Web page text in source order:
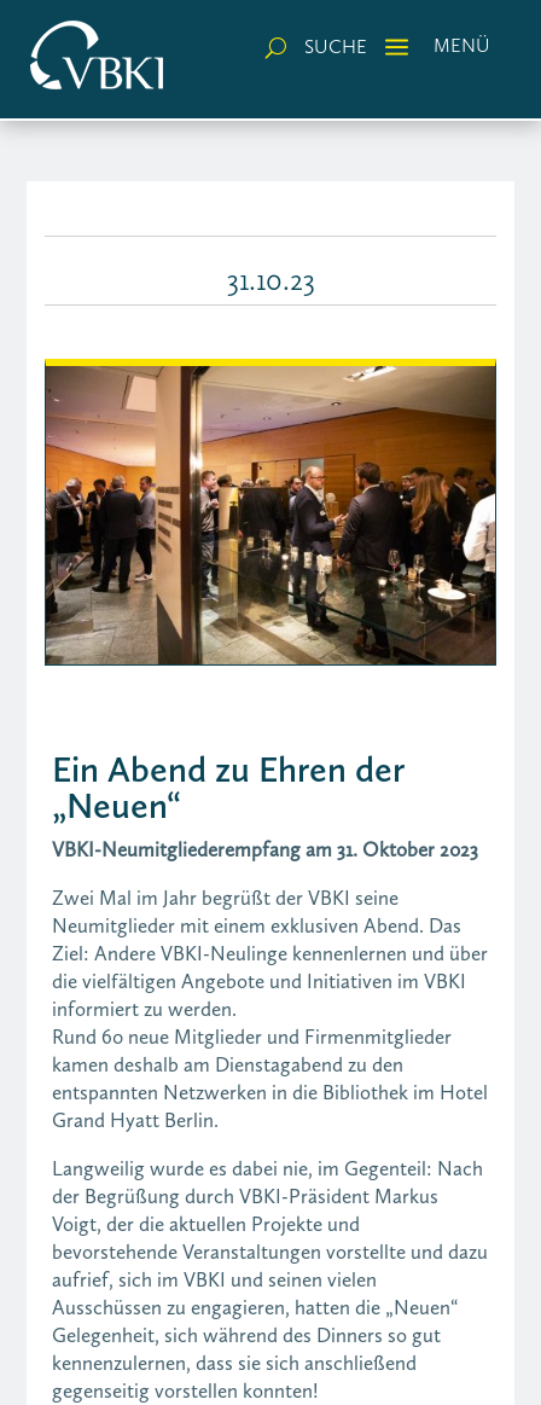
U SUCHE a MENÜ
31.10.23
Ein Abend zu Ehren der
„Neuen“
VBKI-Neumitgliederempfang am 31. Oktober 2023
Zwei Mal im Jahr begrüßt der VBKI seine
Neumitglieder mit einem exklusiven Abend. Das
Ziel: Andere VBKI-Neulinge kennenlernen und über
die vielfältigen Angebote und Initiativen im VBKI
informiert zu werden.
Rund 60 neue Mitglieder und Firmenmitglieder
kamen deshalb am Dienstagabend zu den
entspannten Netzwerken in die Bibliothek im Hotel
Grand Hyatt Berlin.
Langweilig wurde es dabei nie, im Gegenteil: Nach
der Begrüßung durch VBKI-Präsident Markus
Voigt, der die aktuellen Projekte und
bevorstehende Veranstaltungen vorstellte und dazu
aufrief, sich im VBKI und seinen vielen
Ausschüssen zu engagieren, hatten die „Neuen“
Gelegenheit, sich während des Dinners so gut
kennenzulernen, dass sie sich anschließend
gegenseitig vorstellen konnten!